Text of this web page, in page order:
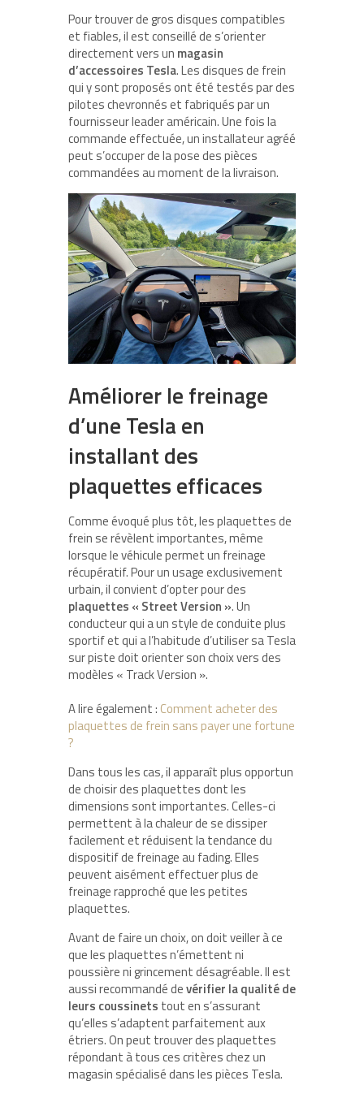
Pour trouver de gros disques compatibles
et fiables, il est conseillé de s’orienter
directement vers un magasin
d’accessoires Tesla. Les disques de frein
qui y sont proposés ont été testés par des
pilotes chevronnés et fabriqués par un
fournisseur leader américain. Une fois la
commande effectuée, un installateur agréé
peut s’occuper de la pose des pièces
commandées au moment de la livraison.
Améliorer le freinage
d’une Tesla en
installant des
plaquettes efficaces
Comme évoqué plus tôt, les plaquettes de
frein se révèlent importantes, même
lorsque le véhicule permet un freinage
récupératif. Pour un usage exclusivement
urbain, il convient d’opter pour des
plaquettes « Street Version ». Un
conducteur qui a un style de conduite plus
sportif et qui a l’habitude d’utiliser sa Tesla
sur piste doit orienter son choix vers des
modèles « Track Version ».
A lire également : Comment acheter des
plaquettes de frein sans payer une fortune
?
Dans tous les cas, il apparaît plus opportun
de choisir des plaquettes dont les
dimensions sont importantes. Celles-ci
permettent à la chaleur de se dissiper
facilement et réduisent la tendance du
dispositif de freinage au fading. Elles
peuvent aisément effectuer plus de
freinage rapproché que les petites
plaquettes.
Avant de faire un choix, on doit veiller à ce
que les plaquettes n’émettent ni
poussière ni grincement désagréable. Il est
aussi recommandé devérifier la qualité de
leurs coussinets tout en s’assurant
qu’elles s’adaptent parfaitement aux
étriers. On peut trouver des plaquettes
répondant à tous ces critères chez un
magasin spécialisé dans les pièces Tesla.